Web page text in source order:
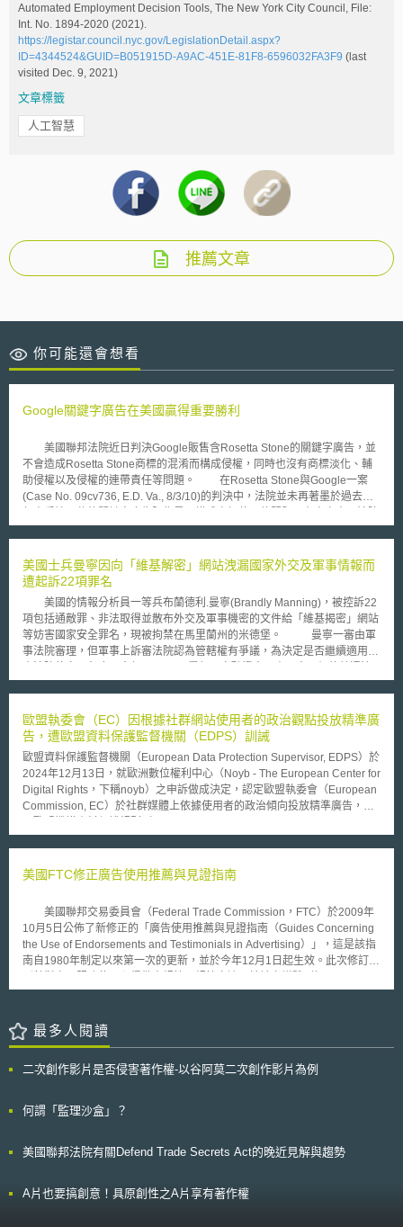
Automated Employment Decision Tools, The New York City Council, File:
Int. No. 1894-2020 (2021).
https://legistar.council.nyc.gov/LegislationDetail.aspx?
ID=4344524&GUID=B051915D-A9AC-451E-81F8-6596032FA3F9 (last
visited Dec. 9, 2021)
文章標籤
人工智慧
推薦文章
你可能還會想看
Google關鍵字廣告在美國贏得重要勝利
美國聯邦法院近日判決Google販售含Rosetta Stone的關鍵字廣告，並
不會造成Rosetta Stone商標的混淆而構成侵權，同時也沒有商標淡化、輔
助侵權以及侵權的連帶責任等問題。 在Rosetta Stone與Google一案
(Case No. 09cv736, E.D. Va., 8/3/10)的判決中，法院並未再著墨於過去十
假定Google的行為構成潛在可訴的商標使用，在沒有事實爭議的情況下做
Rosetta Stone關鍵字廣告給第三人，並不會對Rosetta Stone的商品來源造
成混淆，法院認為Google的使用者可以分辨實際的搜尋結果，以及廣告主
的贊助廣告連結。 法院也認定Google對於Rosetta Stone商標的使用受
到功能性原則的保護。在本案中法院認為Google的關鍵字扮演著必要的指
示功能，並影響廣告的成本與品質。如果沒有這樣的功能，Google將必須
為希望鎖定在目標客戶的廣告主創造一個沒效率的搜尋系統。 而過去6
個月近200個案例中，Google都在接到Rosetta Stone的通知後，將相關訊
2010)，認為Google對於贗品販售者購買關鍵字廣告的一般性認知，尚不足
易關係，並不足以讓Google與贗品之間建立起侵權的連帶責任，就像時代
廣場的廣告看板租用一樣，沒有證據顯示提供廣告空間的Google掌控這些
贊助廣告的外觀與內容；而在2004年Google開始開放以商標作為關鍵字廣
告之後，Rosetta Stone的聲譽持續成長，法院表示無法證明Rosetta Stone
的商標因為Google關鍵字廣告販售而淡化。 本案的判決可能終止長久
以來對於以商標作為搜尋引擎關鍵字的爭議，儘管商標權人在Rescuecom
與Google一案(562 F.3d 123, 2d Cir. 2009)中確認了這樣的行為構成了可訟
的商標使用行為，但這樣的行為是否構成侵權仍有待進一步的檢驗，而近五
也越來越習慣分辨一般搜尋結果與贊助廣告的差異，因此，對於這樣的行為
美國士兵曼寧因向「維基解密」網站洩漏國家外交及軍事情報而
遭起訴22項罪名
美國的情報分析員一等兵布蘭德利.曼寧(Brandly Manning)，被控訴22
項包括通敵罪、非法取得並散布外交及軍事機密的文件給「維基揭密」網站
等妨害國家安全罪名，現被拘禁在馬里蘭州的米德堡。 曼寧一審由軍
事法院審理，但軍事上訴審法院認為管轄權有爭議，為決定是否繼續適用軍
院法官受理。同時，維基解密、憲法人權中心、美聯社等新聞媒體，均要求
得費雪上尉（Captain Chad Fisher）表示，第一憲法修正案沒有絕對的效
力，也未賦予法院公開卷宗的義務。若記者和大眾想獲得案件的文件資料，
可透過「情報自由法」申請。但依「情報自由法」的申請程序非常冗長，而
且美聯社和曼寧的辯護律師大衛.庫姆斯（david Commbs）的申請都已遭拒
絕，律師大衛只能在私人網誌上向關心曼寧案的民眾公布案件進度和內情。
憲法人權中心的律師Shayana Kadidal 表示，不公開卷宗資料，就算
參與了聽證會也無法理解案件的真實面貌，而無法做出準確的報導。但軍事
於衷。軍方和憲法人權中心將在之後會提交聲請，解釋為何他們認為軍事上
敵罪成立，曼寧將會被判終身監禁。
歐盟執委會（EC）因根據社群網站使用者的政治觀點投放精準廣
告，遭歐盟資料保護監督機關（EDPS）訓誡
歐盟資料保護監督機關（European Data Protection Supervisor, EDPS）於
2024年12月13日，就歐洲數位權利中心（Noyb - The European Center for
Digital Rights，下稱noyb）之申訴做成決定，認定歐盟執委會（European
Commission, EC）於社群媒體上依據使用者的政治傾向投放精準廣告，違
bodies, offices and agencies, EUDPR），對EC作成訓誡處分。 本案背景
旨在向公眾傳達EC當時正在推動的兒少性剝削防治法（Child Sexual
管制而引發了隱私爭議。EC委託X依照其制定的受眾方針進行廣告投放，該
投放方針定義了某些包含和排除關鍵字，和排除了與政治利益相關的帳戶。
該政策顯示，包含的關鍵字多與「親歐盟」的立場與情緒相關，包含特定政
黨如荷蘭自由民主人民黨（Dutch VVD）；而排除的關鍵字則多與「疑歐
論」的立場與情緒相關，如Viktor Orban。X並透過關鍵字定位和相似
項之許可性條件未獲滿足之情況下，已構成EUDPR第4條第1項(a)的合法性
原則的違反。EC則主張其並未利用X使用者的個人資料，也未打算處理特種
個資，只是使用X的服務。EC還主張，為了傳達立法草案，並基於EC依歐
定： 1.EC透過委託投放廣告和制定受眾方針，決定了資料處理的目的
社群媒體供應商透過比較和關鍵字分析將使用者歸類為具有某些宗教、哲學
決先例，僅點讚某些貼文不當然等於當事人主動公開其這類動態個人活動資
美國FTC修正廣告使用推薦與見證指南
美國聯邦交易委員會（Federal Trade Commission，FTC）於2009年
10月5日公佈了新修正的「廣告使用推薦與見證指南（Guides Concerning
the Use of Endorsements and Testimonials in Advertising）」，這是該指
南自1980年制定以來第一次的更新，並於今年12月1日起生效。此次修訂特
Facebook、Twitter及各種類型的部落格等具互動性的媒體）中之心得分
制的對象。 在社交媒體中所傳遞之商品心得訊息，特別是名人（在該
領域分享心得出名者）所分享之訊息，對於網路使用者或消費者之影響力甚
相當之保障。有鑑於此，FTC於新修正之指南中即對於心得分享之訊息作出
當程度的利益給付，即非單純之心得分享，而有與廣告相同之性質。因此若
果，而該研究機構為該公司所贊助時，廣告中必須揭露兩者的利益關係。 4.
規定者，可能會依美國聯邦交易委員會法第5條（FTC Act Sec.5）之相關規
最多人閱讀
二次創作影片是否侵害著作權-以谷阿莫二次創作影片為例
何謂「監理沙盒」？
美國聯邦法院有關Defend Trade Secrets Act的晚近見解與趨勢
A片也要搞創意！具原創性之A片享有著作權